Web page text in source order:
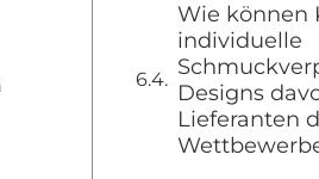
Wie können
individuelle
Designs
Lieferanten